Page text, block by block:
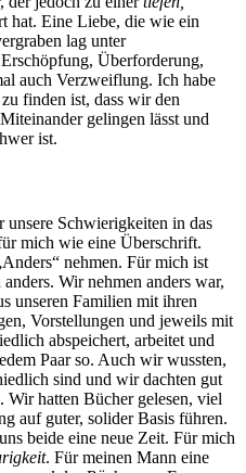
hat. Eine Liebe, die wie ein
lag unter
Überforderung,
auch Verzweiflung. Ich habe
finden ist, dass wir den
gelingen lässt und
ist.
unsere Schwierigkeiten in das
mich wie eine Überschrift.
nehmen. Für mich ist
Wir nehmen anders war,
unseren Familien mit ihren
Vorstellungen und jeweils mit
abspeichert, arbeitet und
Paar so. Auch wir wussten,
sind und wir dachten gut
Wir hatten Bücher gelesen, viel
auf guter, solider Basis führen.
beide eine neue Zeit. Für mich
. Für meinen Mann eine